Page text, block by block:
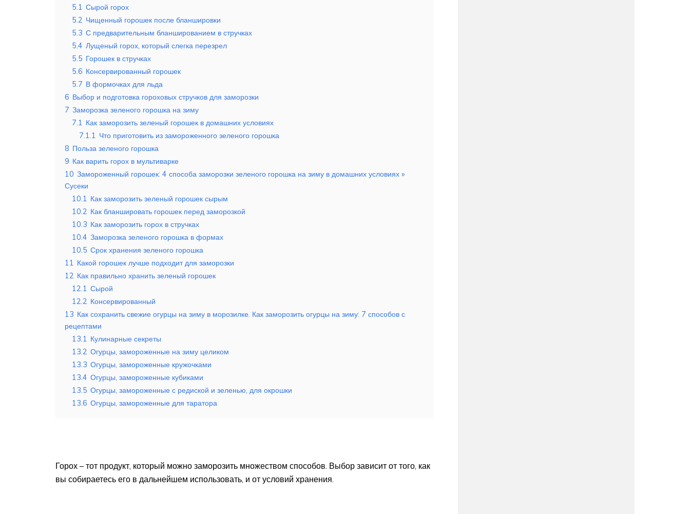
5.1 Сырой горох
5.2 Чищенный горошек после бланшировки
5.3 С предварительным бланшированием в стручках
5.4 Лущеный горох, который слегка перезрел
5.5 Горошек в стручках
5.6 Консервированный горошек
5.7 В формочках для льда
6 Выбор и подготовка гороховых стручков для заморозки
7 Заморозка зеленого горошка на зиму
7.1 Как заморозить зеленый горошек в домашних условиях
7.1.1 Что приготовить из замороженного зеленого горошка
8 Польза зеленого горошка
9 Как варить горох в мультиварке
10 Замороженный горошек: 4 способа заморозки зеленого горошка на зиму в домашних условиях »
Сусеки
10.1 Как заморозить зеленый горошек сырым
10.2 Как бланшировать горошек перед заморозкой
10.3 Как заморозить горох в стручках
10.4 Заморозка зеленого горошка в формах
10.5 Срок хранения зеленого горошка
11 Какой горошек лучше подходит для заморозки
12 Как правильно хранить зеленый горошек
12.1 Сырой
12.2 Консервированный
13 Как сохранить свежие огурцы на зиму в морозилке. Как заморозить огурцы на зиму: 7 способов с
рецептами
13.1 Кулинарные секреты
13.2 Огурцы, замороженные на зиму целиком
13.3 Огурцы, замороженные кружочками
13.4 Огурцы, замороженные кубиками
13.5 Огурцы, замороженные с редиской и зеленью, для окрошки
13.6 Огурцы, замороженные для таратора
Горох – тот продукт, который можно заморозить множеством способов. Выбор зависит от того, как
вы собираетесь его в дальнейшем использовать, и от условий хранения.